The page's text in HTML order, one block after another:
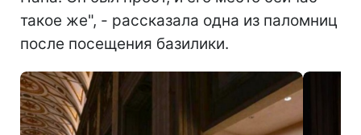
такое же", - рассказала одна из паломниц
после посещения базилики.